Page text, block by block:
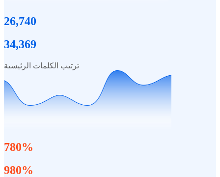
26,740
34,369
ترتيب الكلمات الرئيسية
780%
980%